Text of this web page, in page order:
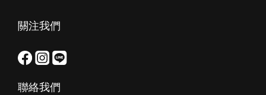
關注我們
聯絡我們